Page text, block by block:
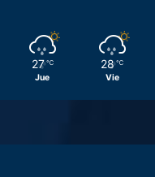
27 ℃
Jue
28 ℃
Vie